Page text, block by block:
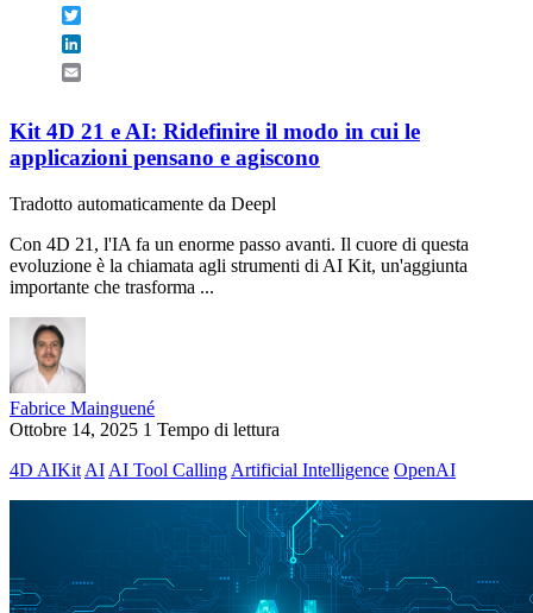
Kit 4D 21 e AI: Ridefinire il modo in cui le
applicazioni pensano e agiscono
Tradotto automaticamente da Deepl
Con 4D 21, l'IA fa un enorme passo avanti. Il cuore di questa
evoluzione è la chiamata agli strumenti di AI Kit, un'aggiunta
importante che trasforma ...
Fabrice Mainguené
Ottobre 14, 2025 1 Tempo di lettura
4D AIKit AI AI Tool Calling Artificial Intelligence OpenAI